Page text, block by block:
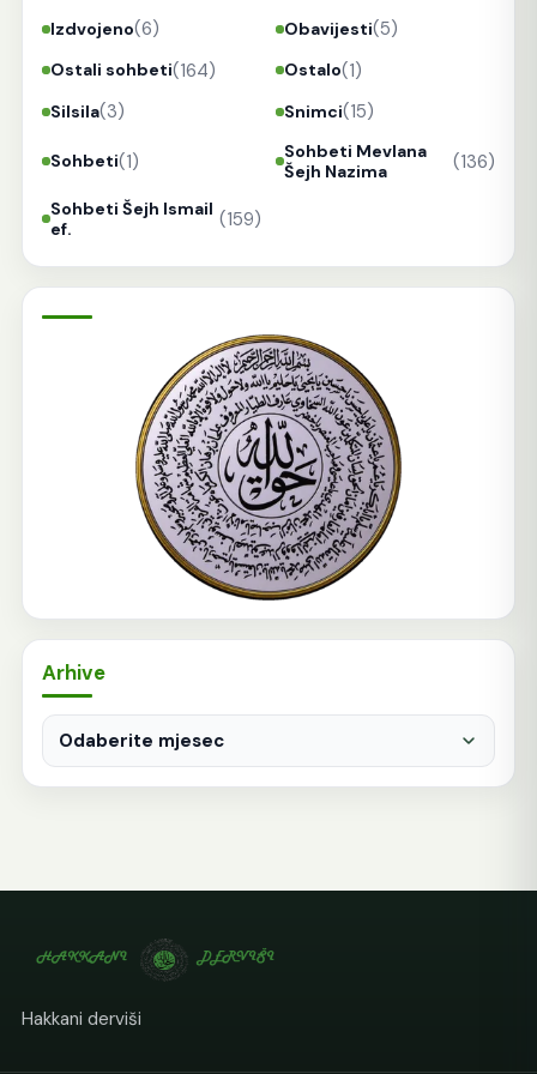
Izdvojeno(6) Obavijesti(5)
Ostali sohbeti(164) Ostalo(1)
Silsila(3) Snimci(15)
Sohbeti(1)
Sohbeti Mevlana
Šejh Nazima
(136)
Sohbeti Šejh Ismail
ef.
(159)
Arhive
Arhive
Hakkani derviši